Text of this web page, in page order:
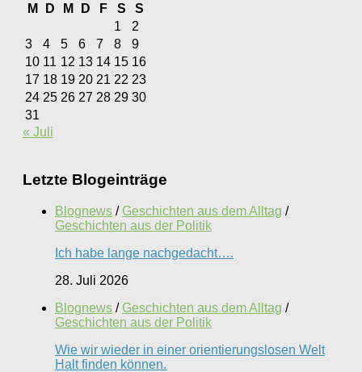
M D M D F S
S
1
2
3
4 5 6 7 8
9
10 11 12 13 14 15 16
17 18 19 20 21 22 23
24 25 26 27 28 29 30
31
« Juli
Letzte Blogeinträge
Blognews / Geschichten aus dem Alltag /
Geschichten aus der Politik
Ich habe lange nachgedacht….
28. Juli 2026
Blognews / Geschichten aus dem Alltag /
Geschichten aus der Politik
Wie wir wieder in einer orientierungslosen Welt
Halt finden können.